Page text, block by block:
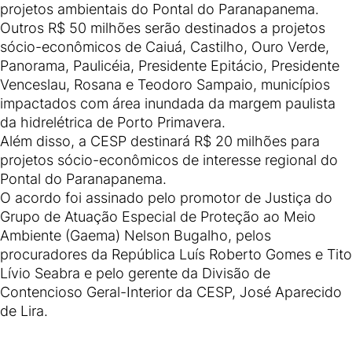
projetos ambientais do Pontal do Paranapanema.
Outros R$ 50 milhões serão destinados a projetos
sócio-econômicos de Caiuá, Castilho, Ouro Verde,
Panorama, Paulicéia, Presidente Epitácio, Presidente
Venceslau, Rosana e Teodoro Sampaio, municípios
impactados com área inundada da margem paulista
da hidrelétrica de Porto Primavera.
Além disso, a CESP destinará R$ 20 milhões para
projetos sócio-econômicos de interesse regional do
Pontal do Paranapanema.
O acordo foi assinado pelo promotor de Justiça do
Grupo de Atuação Especial de Proteção ao Meio
Ambiente (Gaema) Nelson Bugalho, pelos
procuradores da República Luís Roberto Gomes e Tito
Lívio Seabra e pelo gerente da Divisão de
Contencioso Geral-Interior da CESP, José Aparecido
de Lira.